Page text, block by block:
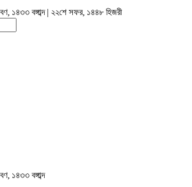
১৪৩৩ বঙ্গাব্দ | ২২শে সফর, ১৪৪৮ হিজরী
১৪৩৩ বঙ্গাব্দ